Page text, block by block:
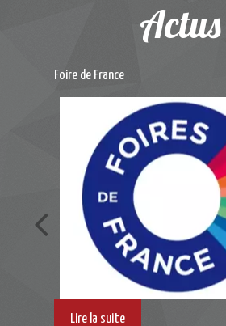
Actus
Foire de France